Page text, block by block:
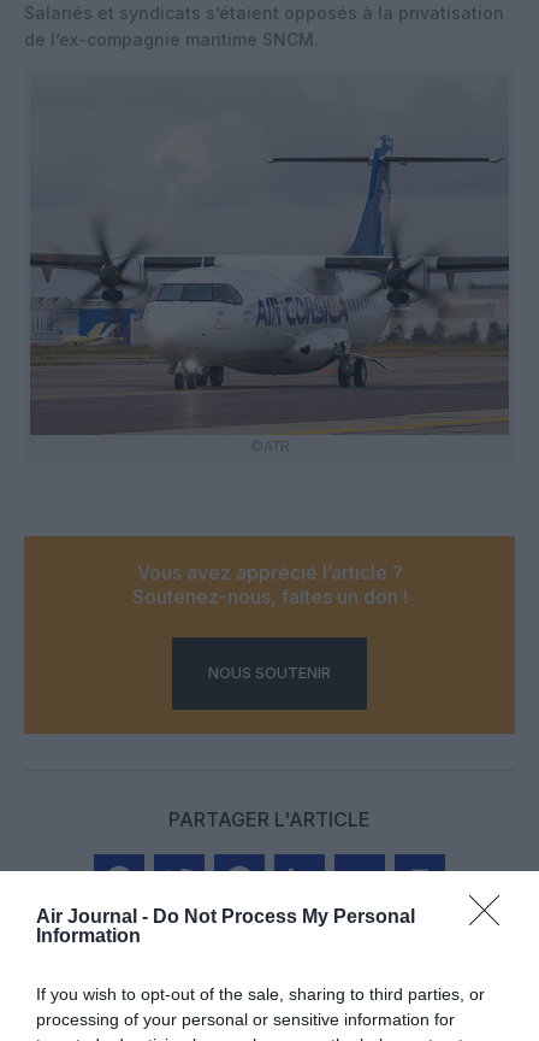
Air Journal - Do Not Process My Personal
Information
If you wish to opt-out of the sale, sharing to third parties, or
processing of your personal or sensitive information for
Salariés et syndicats s’étaient opposés à la privatisation
de l’ex-compagnie maritime SNCM.
©ATR
Vous avez apprécié l’article ?
Soutenez-nous, faites un don !
NOUS SOUTENIR
PARTAGER L'ARTICLE
FacebookTwitterPinterestLinkedInEmail Print